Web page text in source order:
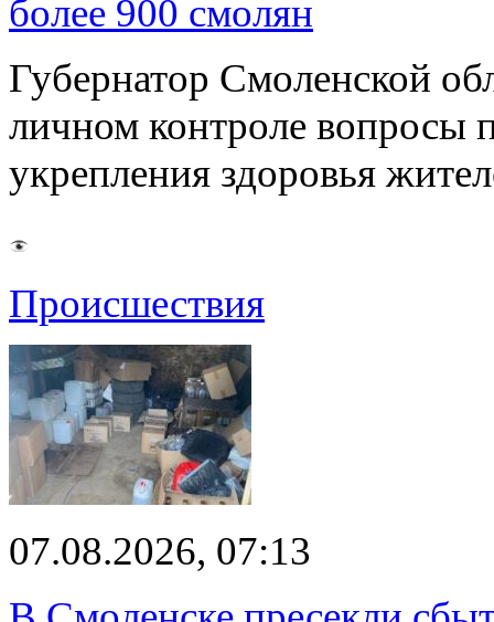
более 900 смолян
Губернатор Смоленской
личном контроле вопросы
укрепления здоровья
Происшествия
07.08.2026, 07:13